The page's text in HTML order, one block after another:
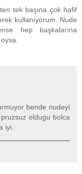
tek başına çok hafif
kullanıyorum. Nude
hep başkalarına
bende nudeyi
oldugu bolca
iyi.